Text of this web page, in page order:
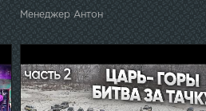
ВНЕДОРОЖНИКОВ
Менеджер Антон